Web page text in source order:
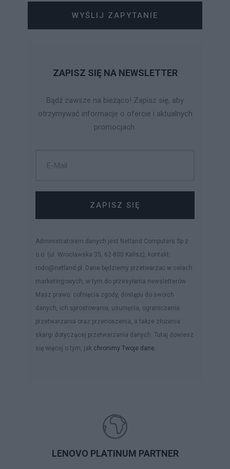
WYŚLIJ ZAPYTANIE
ZAPISZ SIĘ NA NEWSLETTER
Bądź zawsze na bieżąco! Zapisz się, aby
otrzymywać informacje o ofercie i aktualnych
promocjach.
ZAPISZ SIĘ
Administratorem danych jest Netland Computers Sp z
o.o. (ul. Wrocławska 35, 62-800 Kalisz), kontakt:
rodo@netland.pl. Dane będziemy przetwarzać w celach
marketingowych, w tym do przesyłania newsletterów.
Masz prawo: cofnięcia zgody, dostępu do swoich
danych, ich sprostowania, usunięcia, ograniczenia
przetwarzania oraz przenoszenia, a także złożenia
skargi dotyczącej przetwarzania danych. Tutaj dowiesz
się więcej o tym, jak chronimy Twoje dane.
LENOVO PLATINUM PARTNER